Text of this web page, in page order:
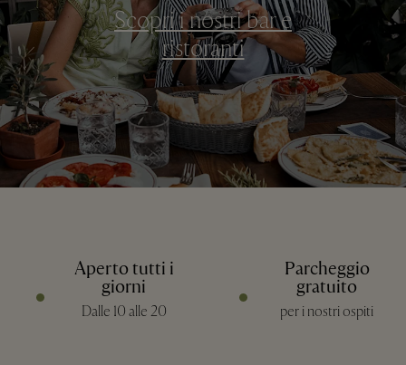
Scopri i nostri bar e
ristoranti
Aperto tutti i
giorni
Dalle 10 alle 20
Parcheggio
gratuito
per i nostri ospiti